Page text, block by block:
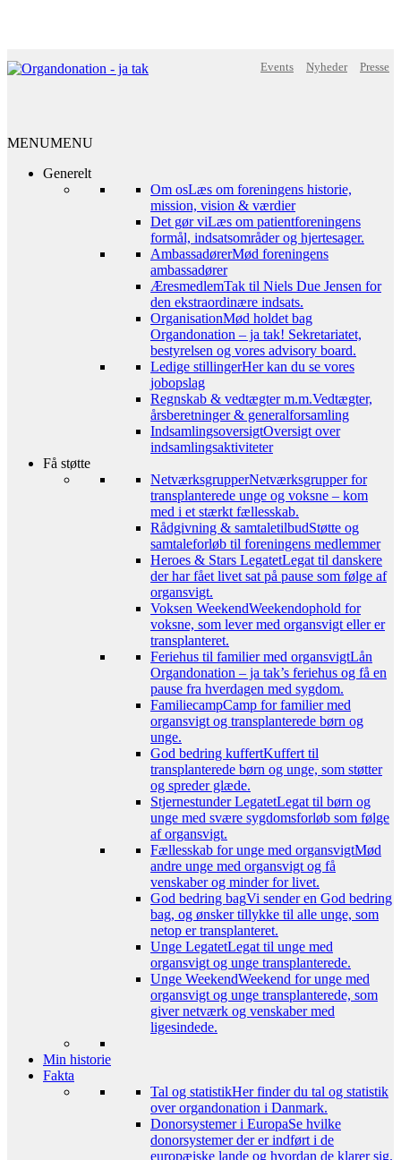
Events Nyheder Presse
MENUMENU
Generelt
Om osLæs om foreningens historie,
mission, vision & værdier
Det gør viLæs om patientforeningens
formål, indsatsområder og hjertesager.
AmbassadørerMød foreningens
ambassadører
ÆresmedlemTak til Niels Due Jensen for
den ekstraordinære indsats.
OrganisationMød holdet bag
Organdonation – ja tak! Sekretariatet,
bestyrelsen og vores advisory board.
Ledige stillingerHer kan du se vores
jobopslag
Regnskab & vedtægter m.m.Vedtægter,
årsberetninger & generalforsamling
IndsamlingsoversigtOversigt over
indsamlingsaktiviteter
Få støtte
NetværksgrupperNetværksgrupper for
transplanterede unge og voksne – kom
med i et stærkt fællesskab.
Rådgivning & samtaletilbudStøtte og
samtaleforløb til foreningens medlemmer
Heroes & Stars LegatetLegat til danskere
der har fået livet sat på pause som følge af
organsvigt.
Voksen WeekendWeekendophold for
voksne, som lever med organsvigt eller er
transplanteret.
Feriehus til familier med organsvigtLån
Organdonation – ja tak’s feriehus og få en
pause fra hverdagen med sygdom.
FamiliecampCamp for familier med
organsvigt og transplanterede børn og
unge.
God bedring kuffertKuffert til
transplanterede børn og unge, som støtter
og spreder glæde.
Stjernestunder LegatetLegat til børn og
unge med svære sygdomsforløb som følge
af organsvigt.
Fællesskab for unge med organsvigtMød
andre unge med organsvigt og få
venskaber og minder for livet.
God bedring bagVi sender en God bedring
bag, og ønsker tillykke til alle unge, som
netop er transplanteret.
Unge LegatetLegat til unge med
organsvigt og unge transplanterede.
Unge WeekendWeekend for unge med
organsvigt og unge transplanterede, som
giver netværk og venskaber med
ligesindede.
Min historie
Fakta
Tal og statistikHer finder du tal og statistik
over organdonation i Danmark.
Donorsystemer i EuropaSe hvilke
donorsystemer der er indført i de
europæiske lande og hvordan de klarer sig.